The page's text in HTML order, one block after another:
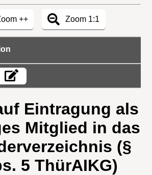
++ Zoom 1:1
Eintragung als
Mitglied in das
(§
5 ThürAIKG)